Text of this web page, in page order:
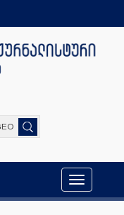
Toggle
navigation